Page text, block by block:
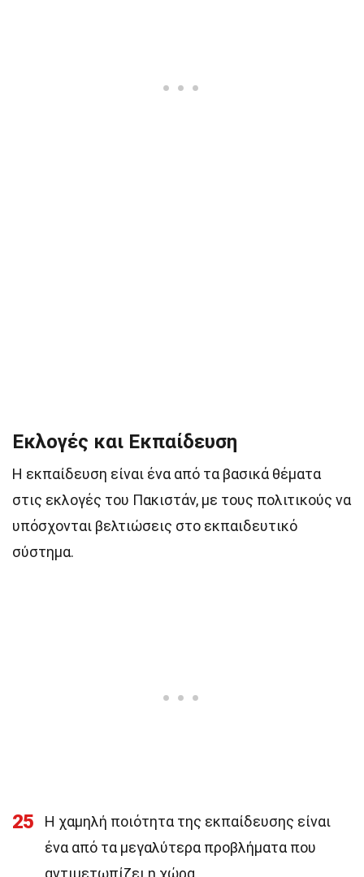
Εκλογές και Εκπαίδευση
Η εκπαίδευση είναι ένα από τα βασικά θέματα
στις εκλογές του Πακιστάν, με τους πολιτικούς να
υπόσχονται βελτιώσεις στο εκπαιδευτικό
σύστημα.
25
Η χαμηλή ποιότητα της εκπαίδευσης είναι
ένα από τα μεγαλύτερα προβλήματα που
αντιμετωπίζει η χώρα.